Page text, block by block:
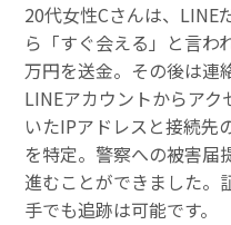
20代女性Cさんは、LINE
ら「すぐ会える」と言わ
万円を送金。その後は連
LINEアカウントからア
いたIPアドレスと接続先
を特定。警察への被害届
進むことができました。
手でも追跡は可能です。